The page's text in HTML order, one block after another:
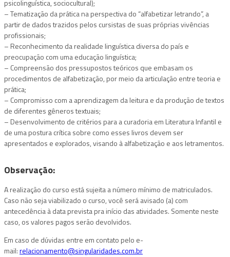
psicolinguística, sociocultural);
– Tematização da prática na perspectiva do “alfabetizar letrando”, a
partir de dados trazidos pelos cursistas de suas próprias vivências
profissionais;
– Reconhecimento da realidade linguística diversa do país e
preocupação com uma educação linguística;
– Compreensão dos pressupostos teóricos que embasam os
procedimentos de alfabetização, por meio da articulação entre teoria e
prática;
– Compromisso com a aprendizagem da leitura e da produção de textos
de diferentes gêneros textuais;
– Desenvolvimento de critérios para a curadoria em Literatura Infantil e
de uma postura crítica sobre como esses livros devem ser
apresentados e explorados, visando à alfabetização e aos letramentos.
Observação:
A realização do curso está sujeita a número mínimo de matriculados.
Caso não seja viabilizado o curso, você será avisado (a) com
antecedência à data prevista pra início das atividades. Somente neste
caso, os valores pagos serão devolvidos.
Em caso de dúvidas entre em contato pelo e-
mail:relacionamento@singularidades.com.br